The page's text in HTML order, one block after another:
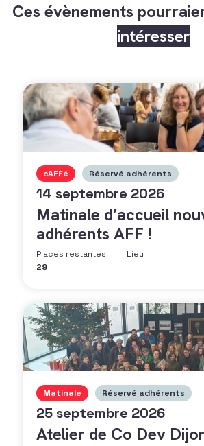
Ces évènements
intéresser
cAFFé Réservé adhérents
14 septembre 2026
Matinale d’accueil
adhérents AFF !
Places restantes
29
Lieu
Matinale Réservé adhérents
25 septembre 2026
Atelier de Co Dev